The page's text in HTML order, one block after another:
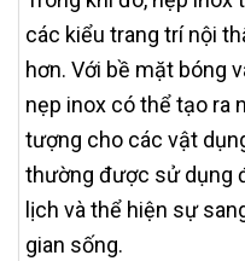
các kiểu trang trí nội
hơn. Với bề mặt bóng
nẹp inox có thể tạo ra
tượng cho các vật
thường được sử dụng
lịch và thể hiện sự
gian sống.